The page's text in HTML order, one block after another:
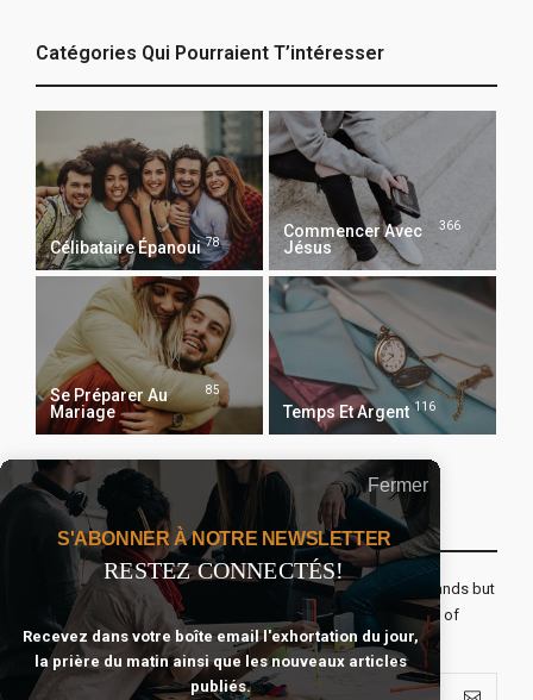
Catégories Qui Pourraient T’intéresser
Célibataire Épanoui 78
Commencer Avec
Jésus
366
Se Préparer Au
Mariage
85
Temps Et Argent 116
Recevoir Notre Newsletter Chaque Matin
The real voyage of discovery consists not in seeking new lands but
seeing with new eyes. All journeys have secret destinations of
which the traveler is unaware.
Fermer
S'ABONNER À NOTRE NEWSLETTER
RESTEZ CONNECTÉS!
Recevez dans votre boîte email l'exhortation du jour,
la prière du matin ainsi que les nouveaux articles
publiés.